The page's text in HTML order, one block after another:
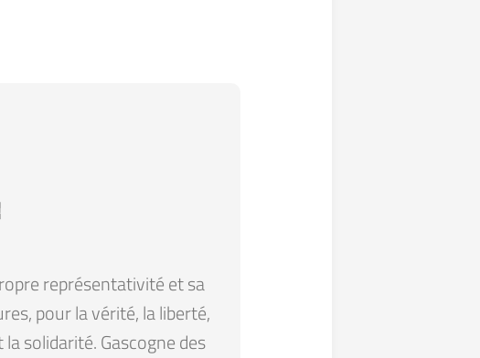
représentativité et sa
pour la vérité, la liberté,
solidarité. Gascogne des